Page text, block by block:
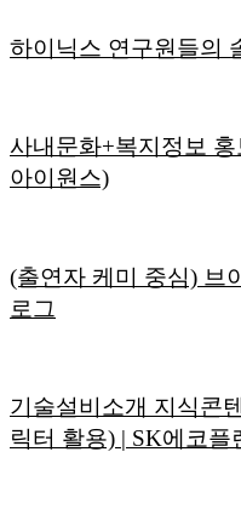
하이닉스 연구원들의
사내문화+복지정보
아이원스)
(출연자 케미 중심) 브
로그
기술설비소개 지식콘
릭터 활용) | SK에코플